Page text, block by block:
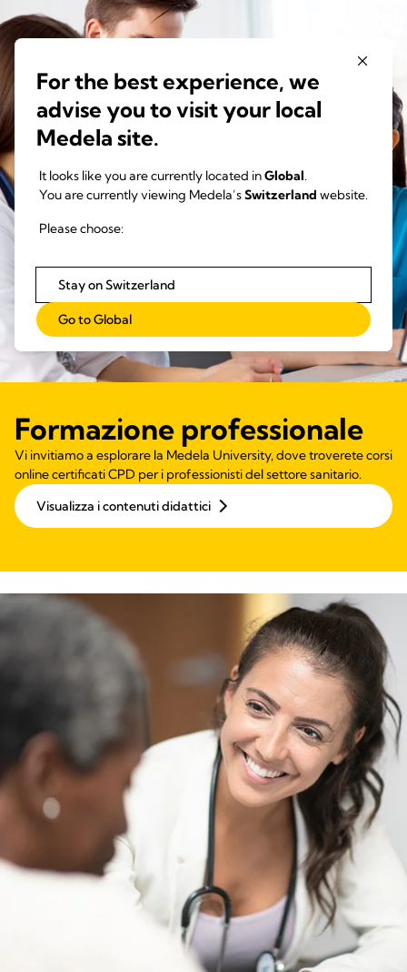
Formazione professionale
Vi invitiamo a esplorare la Medela University, dove troverete corsi
online certificati CPD per i professionisti del settore sanitario.
Visualizza i contenuti didattici
For the best experience, we
advise you to visit your local
Medela site.
It looks like you are currently located inGlobal.
You are currently viewing Medela’sSwitzerland website.
Please choose:
Stay on Switzerland
Go to Global